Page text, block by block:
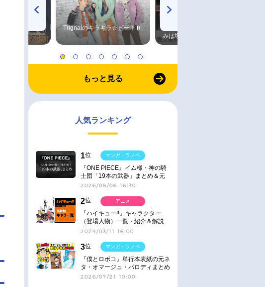
Trignalのキラキラ☆ビートＲ
みは塩だけ
もっと見る
人気ランキング
1位
『ONE PIECE』イム様・神の騎
士団「19本の武器」まとめ＆元
ネタ
2026/08/06 16:30
マンガ・ラノベ
2位
『ハイキュー!!』キャラクター
（登場人物）一覧・紹介＆解説
2024/03/11 16:00
アニメ
3位
『僕とロボコ』単行本表紙の元ネ
タ・オマージュ・パロディまとめ
2026/07/21 10:00
マンガ・ラノベ